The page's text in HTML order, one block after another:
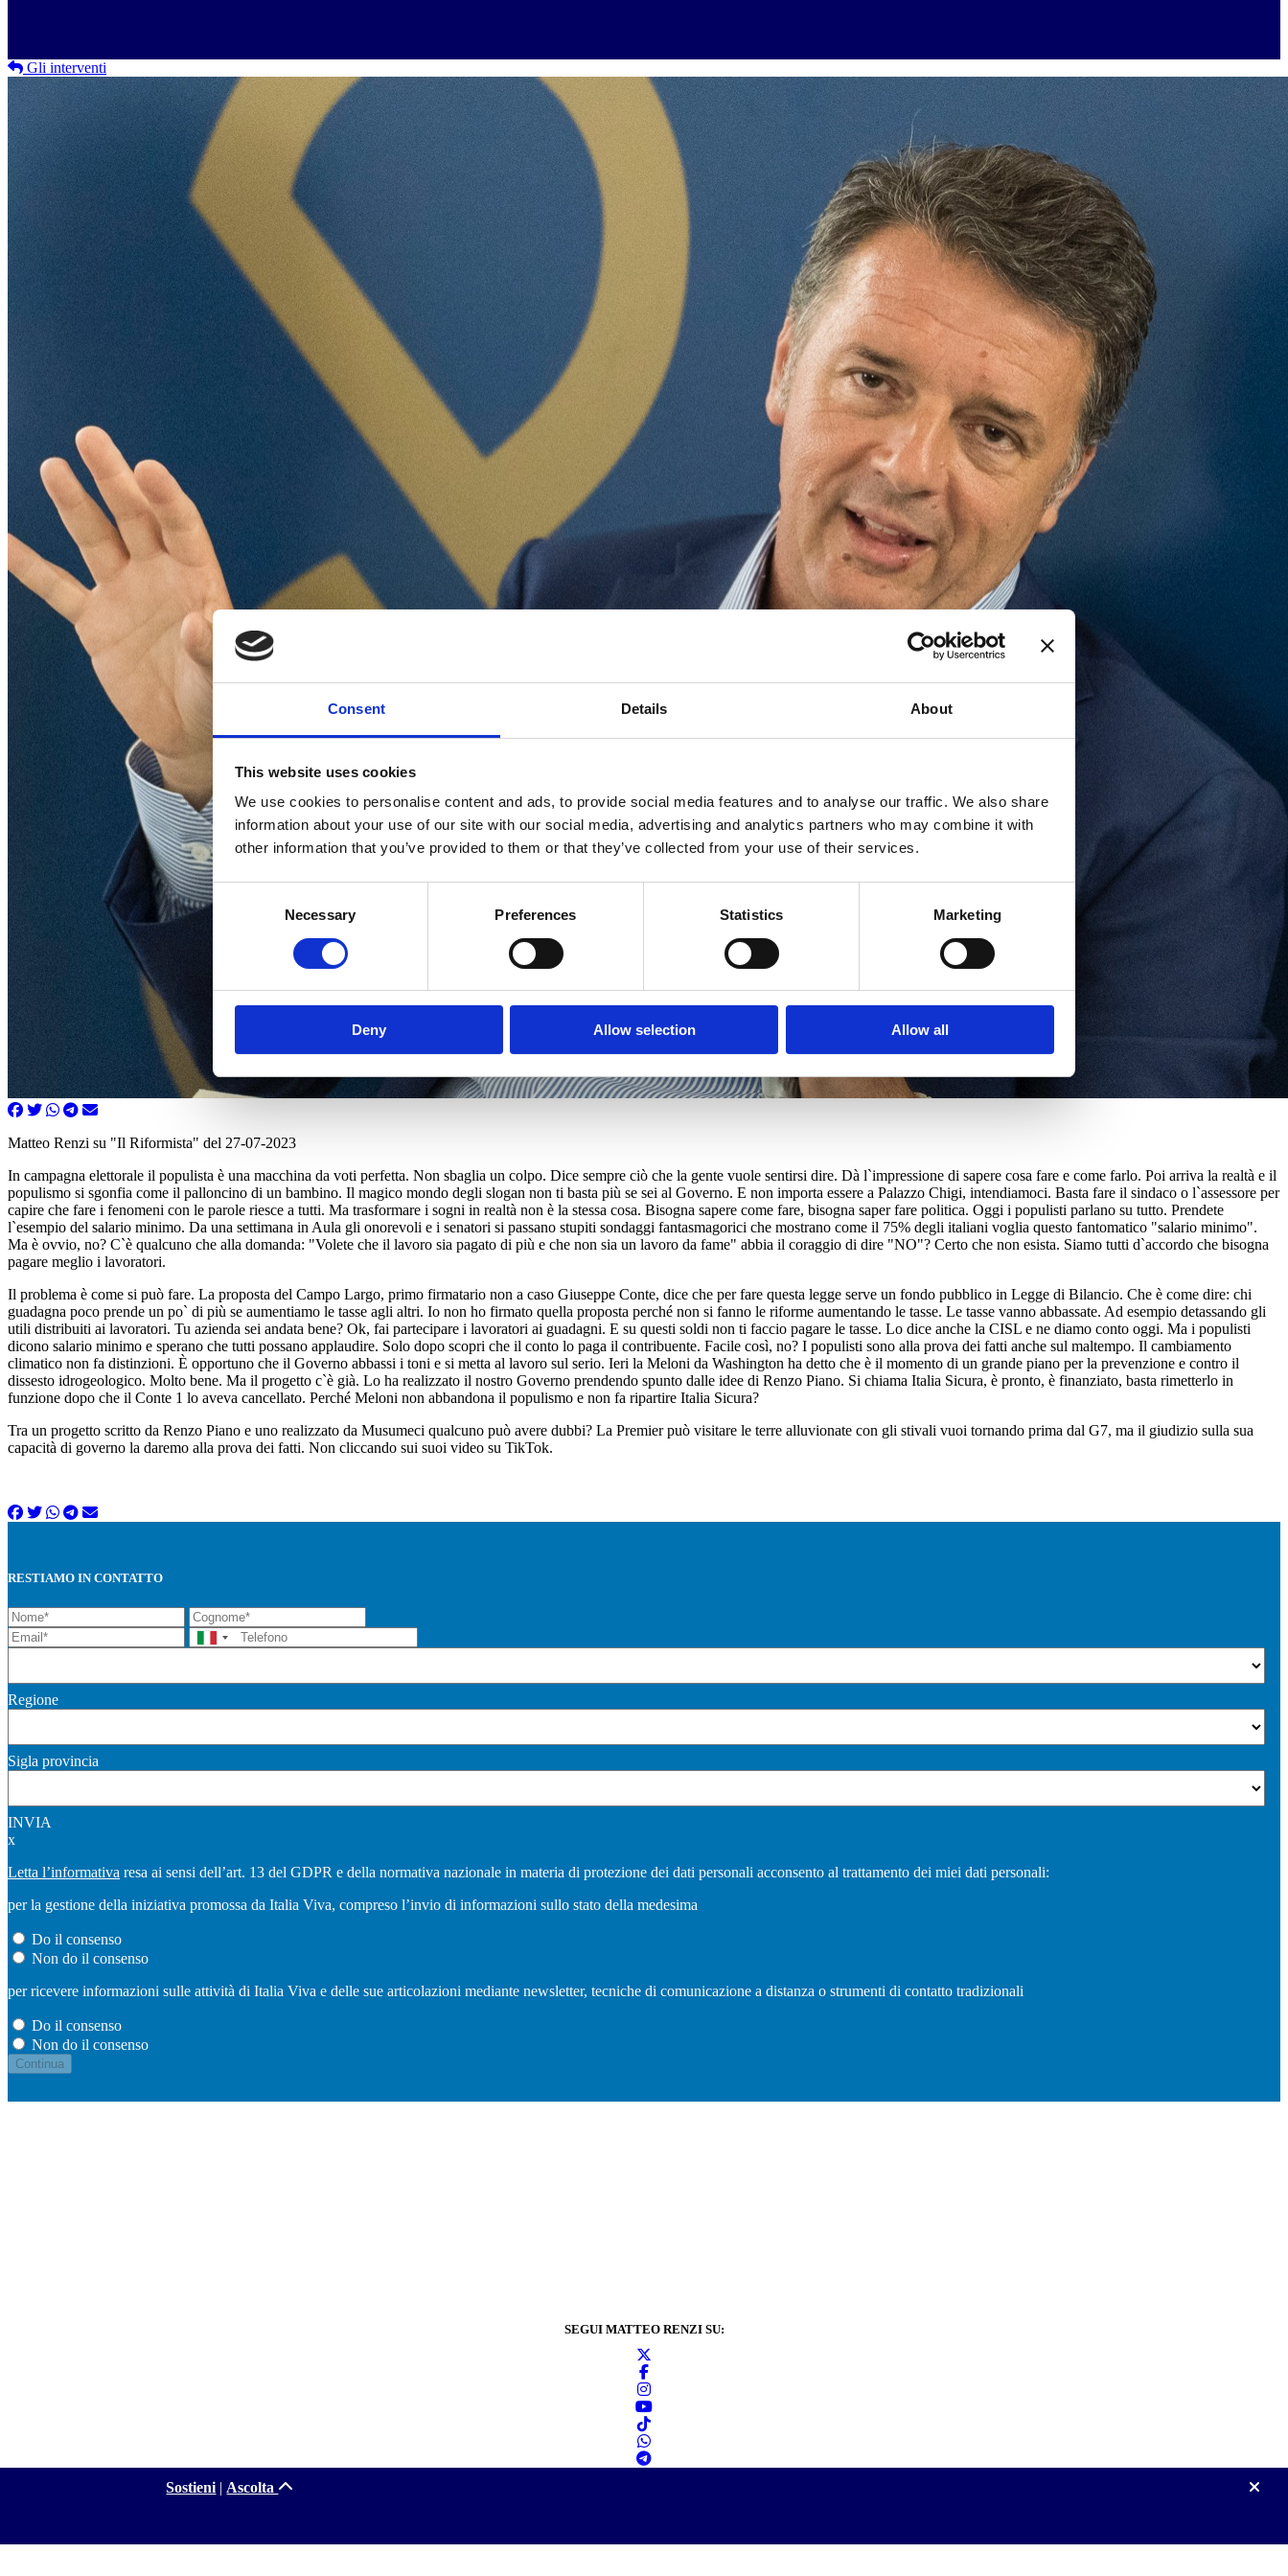
Consent Details About
This website uses cookies
We use cookies to personalise content and ads, to provide social media features and to analyse our traffic. We also share
information about your use of our site with our social media, advertising and analytics partners who may combine it with
other information that you’ve provided to them or that they’ve collected from your use of their services.
Consent
Necessary Preferences Statistics Marketing
Deny Allow selection Allow all
Gli interventi
Matteo Renzi su "Il Riformista" del 27-07-2023
In campagna elettorale il populista è una macchina da voti perfetta. Non sbaglia un colpo. Dice sempre ciò che la gente vuole sentirsi dire. Dà l`impressione di sapere cosa fare e come farlo. Poi arriva la realtà e il
populismo si sgonfia come il palloncino di un bambino. Il magico mondo degli slogan non ti basta più se sei al Governo. E non importa essere a Palazzo Chigi, intendiamoci. Basta fare il sindaco o l`assessore per
capire che fare i fenomeni con le parole riesce a tutti. Ma trasformare i sogni in realtà non è la stessa cosa. Bisogna sapere come fare, bisogna saper fare politica. Oggi i populisti parlano su tutto. Prendete
l`esempio del salario minimo. Da una settimana in Aula gli onorevoli e i senatori si passano stupiti sondaggi fantasmagorici che mostrano come il 75% degli italiani voglia questo fantomatico "salario minimo".
Ma è ovvio, no? C`è qualcuno che alla domanda: "Volete che il lavoro sia pagato di più e che non sia un lavoro da fame" abbia il coraggio di dire "NO"? Certo che non esista. Siamo tutti d`accordo che bisogna
pagare meglio i lavoratori.
Il problema è come si può fare. La proposta del Campo Largo, primo firmatario non a caso Giuseppe Conte, dice che per fare questa legge serve un fondo pubblico in Legge di Bilancio. Che è come dire: chi
guadagna poco prende un po` di più se aumentiamo le tasse agli altri. Io non ho firmato quella proposta perché non si fanno le riforme aumentando le tasse. Le tasse vanno abbassate. Ad esempio detassando gli
utili distribuiti ai lavoratori. Tu azienda sei andata bene? Ok, fai partecipare i lavoratori ai guadagni. E su questi soldi non ti faccio pagare le tasse. Lo dice anche la CISL e ne diamo conto oggi. Ma i populisti
dicono salario minimo e sperano che tutti possano applaudire. Solo dopo scopri che il conto lo paga il contribuente. Facile così, no? I populisti sono alla prova dei fatti anche sul maltempo. Il cambiamento
climatico non fa distinzioni. È opportuno che il Governo abbassi i toni e si metta al lavoro sul serio. Ieri la Meloni da Washington ha detto che è il momento di un grande piano per la prevenzione e contro il
dissesto idrogeologico. Molto bene. Ma il progetto c`è già. Lo ha realizzato il nostro Governo prendendo spunto dalle idee di Renzo Piano. Si chiama Italia Sicura, è pronto, è finanziato, basta rimetterlo in
funzione dopo che il Conte 1 lo aveva cancellato. Perché Meloni non abbandona il populismo e non fa ripartire Italia Sicura?
Tra un progetto scritto da Renzo Piano e uno realizzato da Musumeci qualcuno può avere dubbi? La Premier può visitare le terre alluvionate con gli stivali vuoi tornando prima dal G7, ma il giudizio sulla sua
capacità di governo la daremo alla prova dei fatti. Non cliccando sui suoi video su TikTok.
RESTIAMO IN CONTATTO
Regione
Sigla provincia
INVIA
x
Letta l’informativa resa ai sensi dell’art. 13 del GDPR e della normativa nazionale in materia di protezione dei dati personali acconsento al trattamento dei miei dati personali:
per la gestione della iniziativa promossa da Italia Viva, compreso l’invio di informazioni sullo stato della medesima
Do il consenso
Non do il consenso
per ricevere informazioni sulle attività di Italia Viva e delle sue articolazioni mediante newsletter, tecniche di comunicazione a distanza o strumenti di contatto tradizionali
Do il consenso
Non do il consenso
SEGUI MATTEO RENZI SU:
Sostieni | Ascolta